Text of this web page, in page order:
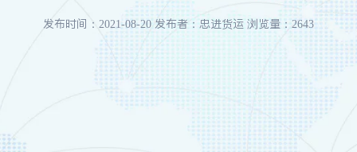
发布时间：2021-08-20 发布者：忠进货运 浏览量：2643